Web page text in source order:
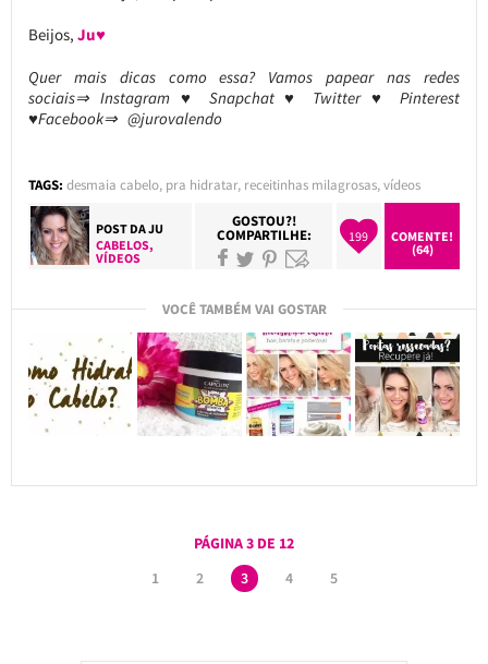
Beijos, Ju♥
Quer mais dicas como essa? Vamos papear nas redes
sociais⇒ Instagram ♥ Snapchat ♥ Twitter ♥ Pinterest
♥Facebook⇒ @jurovalendo
TAGS: desmaia cabelo, pra hidratar, receitinhas milagrosas,vídeos
POST DAJU
CABELOS,
VÍDEOS
GOSTOU?!
COMPARTILHE: 199
COMENTE!
(64)
VOCÊ TAMBÉM VAI GOSTAR
PÁGINA 3 DE 12
1
2 3 4 5